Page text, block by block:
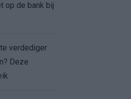
op de bank bij
verdediger
Deze